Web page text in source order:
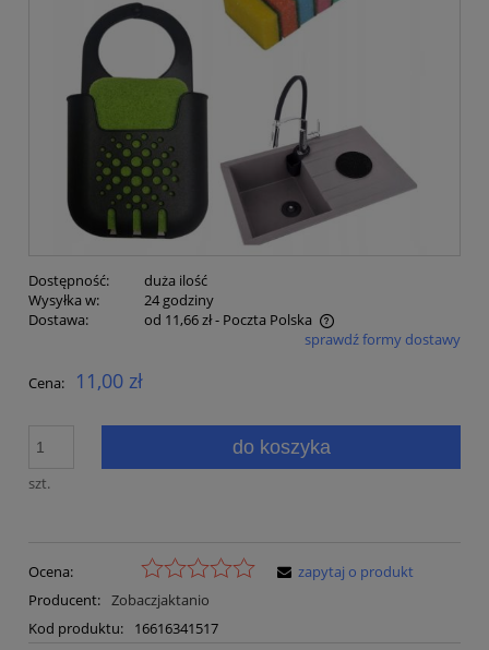
Dostępność:
duża ilość
Wysyłka w:
24 godziny
Dostawa:
od 11,66 zł- Poczta Polska
Cena nie zawiera ewentualnych kosztów płatnościsprawdź formy dostawy
Cena: 11,00 zł
szt.
do koszyka
Ocena:
Producent: Zobaczjaktanio
Kod produktu:
16616341517
zapytaj o produkt